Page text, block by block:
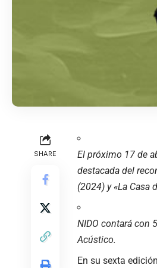
SHARE
El próximo 17 de
destacada del
(2024) y «La Casa
NIDO contará con
Acústico.
En su sexta